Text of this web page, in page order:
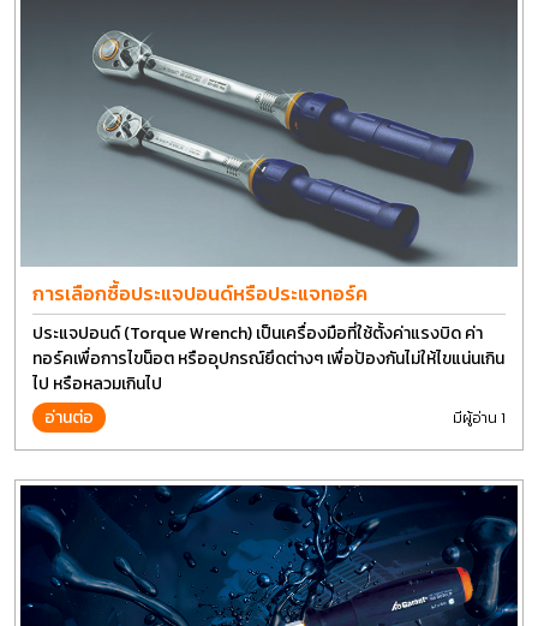
การเลือกซื้อประแจปอนด์หรือประแจทอร์ค
ประแจปอนด์ (Torque Wrench) เป็นเครื่องมือที่ใช้ตั้งค่าแรงบิด ค่า
ทอร์คเพื่อการไขน็อต หรืออุปกรณ์ยึดต่างๆ เพื่อป้องกันไม่ให้ไขแน่นเกิน
ไป หรือหลวมเกินไป
อ่านต่อ
มีผู้อ่าน 1